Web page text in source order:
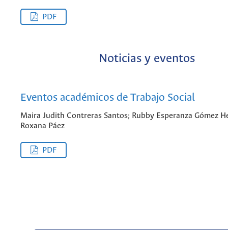
PDF
Noticias y eventos
Eventos académicos de Trabajo Social
Maira Judith Contreras Santos; Rubby Esperanza Gómez
Roxana Páez
PDF